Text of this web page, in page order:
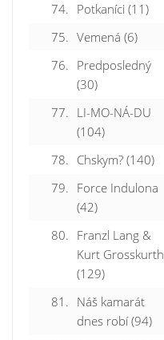
74. Potkaníci (11)
75. Vemená (6)
76. Predposledný
(30)
77. LI-MO-NÁ-DU
(104)
78. Chskym? (140)
79. Force Indulona
(42)
80. Franzl Lang &
Kurt Grosskurth
(129)
81. Náš kamarát
dnes robí (94)